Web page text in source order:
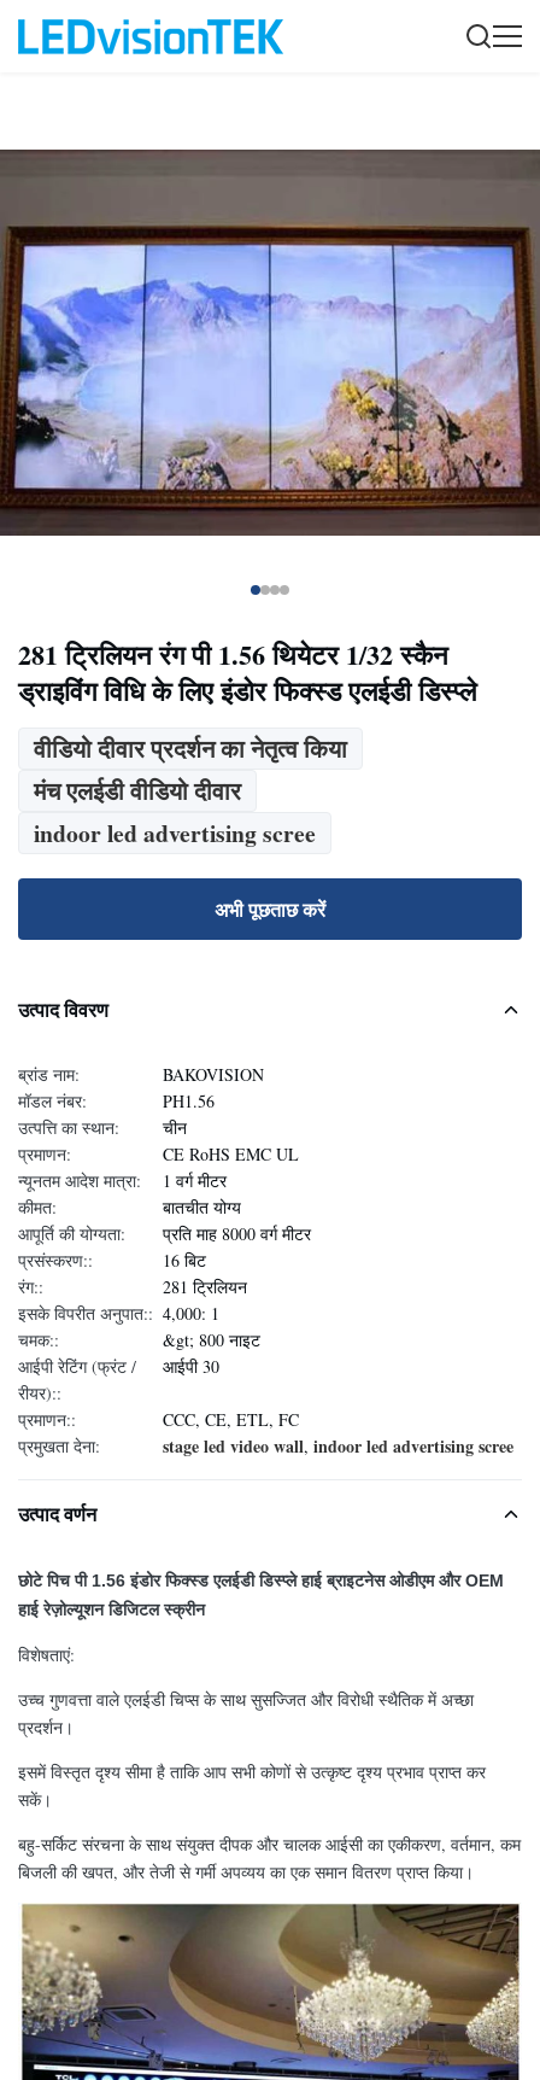
281 ट्रिलियन रंग पी 1.56 थियेटर 1/32 स्कैन
ड्राइविंग विधि के लिए इंडोर फिक्स्ड एलईडी डिस्प्ले
वीडियो दीवार प्रदर्शन का नेतृत्व किया
मंच एलईडी वीडियो दीवार
indoor led advertising scree
अभी पूछताछ करें
उत्पाद विवरण
ब्रांड नाम:
BAKOVISION
मॉडल नंबर:
PH1.56
उत्पत्ति का स्थान:
चीन
प्रमाणन:
CE RoHS EMC UL
न्यूनतम आदेश मात्रा:
1 वर्ग मीटर
कीमत:
बातचीत योग्य
आपूर्ति की योग्यता:
प्रति माह 8000 वर्ग मीटर
प्रसंस्करण::
16 बिट
रंग::
281 ट्रिलियन
इसके विपरीत अनुपात:: 4,000: 1
चमक::
&gt; 800 नाइट
आईपी ​​रेटिंग (फ्रंट /
रीयर)::
आईपी ​​30
प्रमाणन::
CCC, CE, ETL, FC
प्रमुखता देना:
stage led video wall, indoor led advertising scree
उत्पाद वर्णन
छोटे पिच पी 1.56 इंडोर फिक्स्ड एलईडी डिस्प्ले हाई ब्राइटनेस ओडीएम और OEM
हाई रेज़ोल्यूशन डिजिटल स्क्रीन
विशेषताएं:
उच्च गुणवत्ता वाले एलईडी चिप्स के साथ सुसज्जित और विरोधी स्थैतिक में अच्छा
प्रदर्शन।
इसमें विस्तृत दृश्य सीमा है ताकि आप सभी कोणों से उत्कृष्ट दृश्य प्रभाव प्राप्त कर
सकें।
बहु-सर्किट संरचना के साथ संयुक्त दीपक और चालक आईसी का एकीकरण, वर्तमान, कम
बिजली की खपत, और तेजी से गर्मी अपव्यय का एक समान वितरण प्राप्त किया।